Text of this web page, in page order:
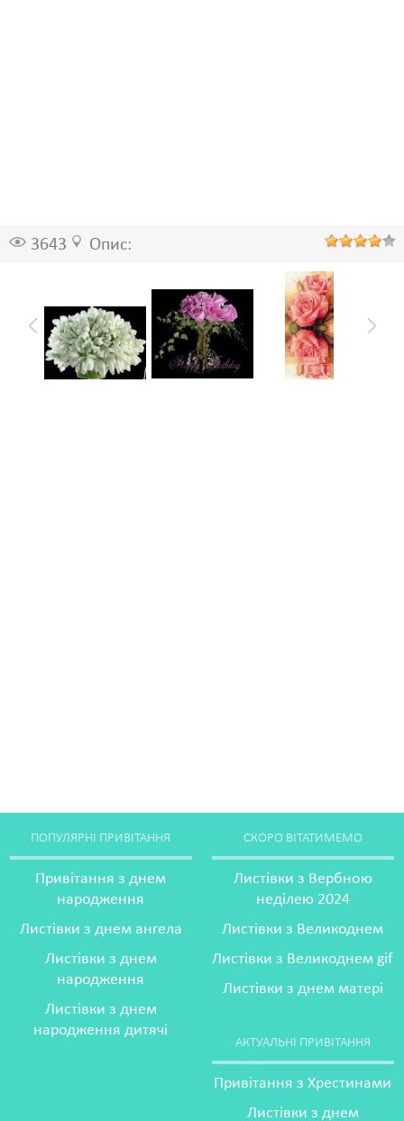
3643 Опис:
ПОПУЛЯРНІ ПРИВІТАННЯ
Привітання з днем
народження
Листівки з днем ангела
Листівки з днем
народження
Листівки з днем
народження дитячі
СКОРО ВІТАТИМЕМО
Листівки з Вербною
неділею 2024
Листівки з Великоднем
Листівки з Великоднем gif
Листівки з днем матері
АКТУАЛЬНІ ПРИВІТАННЯ
Привітання з Хрестинами
Листівки з днем